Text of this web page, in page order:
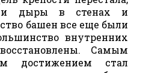
и дыры в стенах и
башен все еще были
внутренних
Самым
достижением стал